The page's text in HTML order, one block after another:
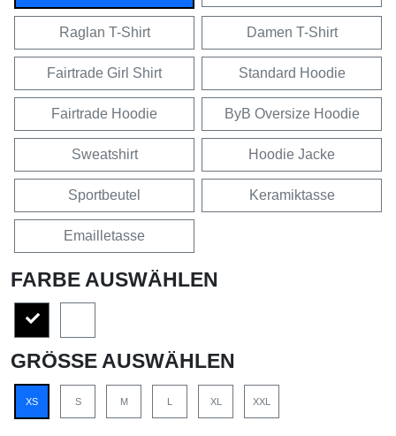
Raglan T-Shirt Damen T-Shirt
Fairtrade Girl Shirt Standard Hoodie
Fairtrade Hoodie ByB Oversize Hoodie
Sweatshirt Hoodie Jacke
Sportbeutel Keramiktasse
Emailletasse
FARBE AUSWÄHLEN
GRÖSSE AUSWÄHLEN
XS S M L XL XXL